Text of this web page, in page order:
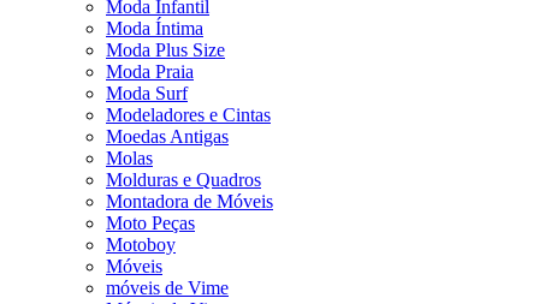
Moda Infantil
Moda Íntima
Moda Plus Size
Moda Praia
Moda Surf
Modeladores e Cintas
Moedas Antigas
Molas
Molduras e Quadros
Montadora de Móveis
Moto Peças
Motoboy
Móveis
móveis de Vime